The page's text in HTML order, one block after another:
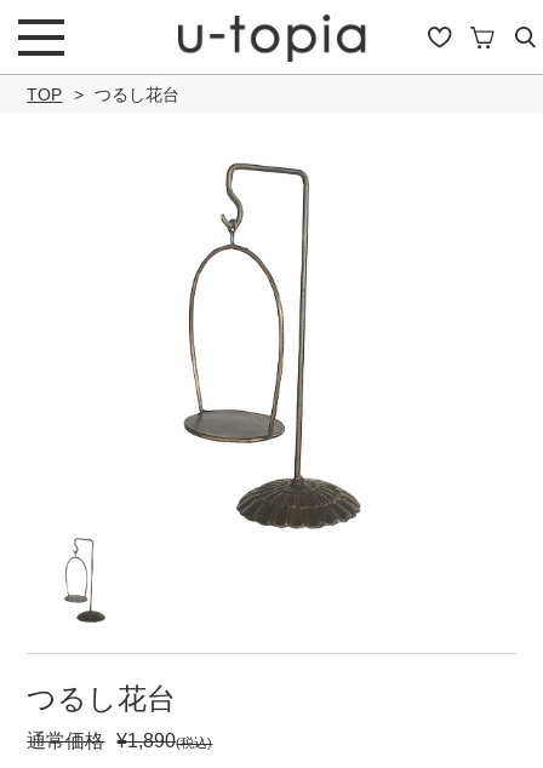
こだわり条件で絞り込み
セール商品 OUTLET
セール
30％OFF未満
アイテム
TOP つるし花台
つるし花台
通常価格 ¥1,890(税込)